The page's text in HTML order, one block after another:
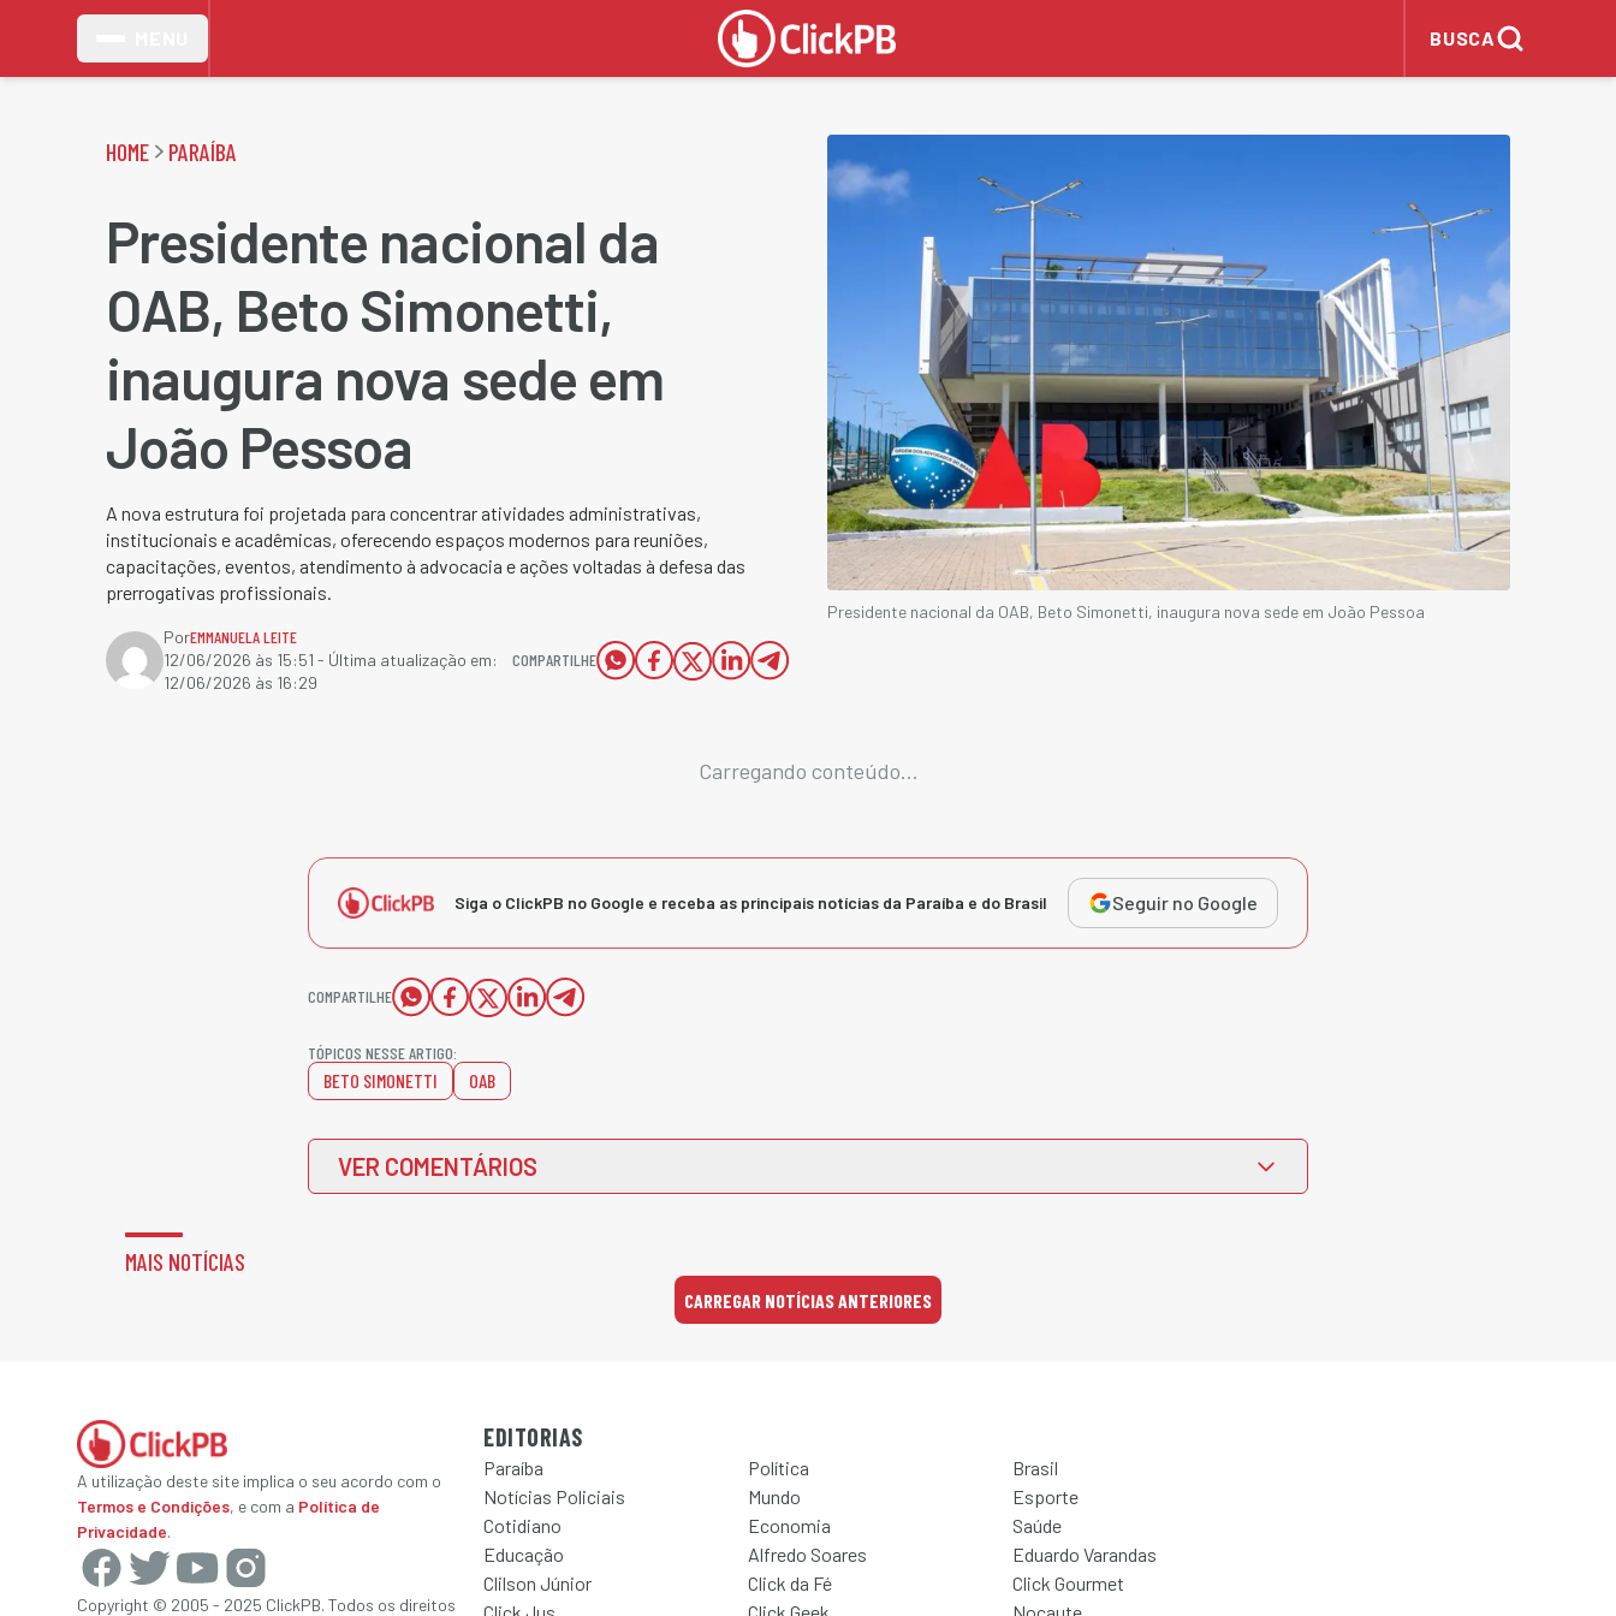
BUSCA
HOME PARAÍBA
Presidente nacional da
OAB, Beto Simonetti,
inaugura nova sede em
João Pessoa
A nova estrutura foi projetada para concentrar atividades administrativas,
institucionais e acadêmicas, oferecendo espaços modernos para reuniões,
capacitações, eventos, atendimento à advocacia e ações voltadas à defesa das
prerrogativas profissionais.
PorEMMANUELA LEITE
12/06/2026 às 15:51 - Última atualização em:
12/06/2026 às 16:29
COMPARTILHE
Presidente nacional da OAB, Beto Simonetti, inaugura nova sede em João Pessoa
Carregando conteúdo...
Siga o ClickPB no Google e receba as principais notícias da Paraíba e do Brasil Seguir no Google
COMPARTILHE
TÓPICOS NESSE ARTIGO:
BETO SIMONETTI OAB
VER COMENTÁRIOS
MAIS NOTÍCIAS
CARREGAR NOTÍCIAS ANTERIORES
A utilização deste site implica o seu acordo com o
Termos e Condições, e com a Política de
Privacidade.
Copyright © 2005 - 2025 ClickPB. Todos os direitos
EDITORIAS
Paraíba Política
Brasil
Notícias Policiais
Mundo
Esporte
Cotidiano
Economia
Saúde
Educação
Alfredo Soares
Eduardo Varandas
Clilson Júnior
Click da Fé
Click Gourmet